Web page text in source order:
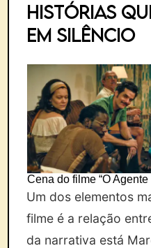
Histórias
em silêncio
Cena do filme “O Agente
Um dos elementos
filme é a relação
da narrativa está